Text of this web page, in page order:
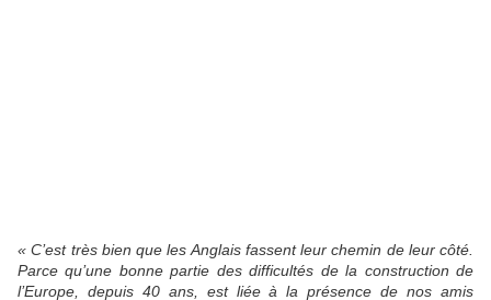
« C’est très bien que les Anglais fassent leur chemin de leur côté.
Parce qu’une bonne partie des difficultés de la construction de
l’Europe, depuis 40 ans, est liée à la présence de nos amis